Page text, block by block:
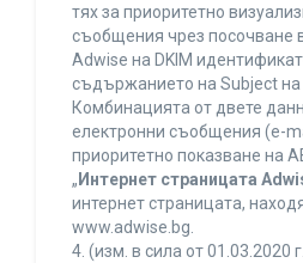
тях за приоритетно
съобщения чрез посочване
Adwise на DKIM
съдържанието на Subject на
Комбинацията от двете
електронни съобщения (e-
приоритетно показване на
„ Интернет страницата
интернет страницата,
www.adwise.bg.
4. (изм. в сила от 01.03.2020